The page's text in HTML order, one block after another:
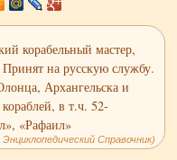
корабельный мастер,
на русскую службу.
Архангельска и
в т.ч. 52-
«Рафаил»
Справочник)